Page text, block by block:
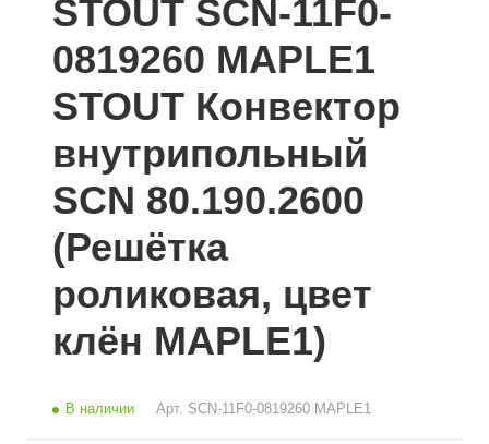
STOUT SCN-11F0-
0819260 MAPLE1
STOUT Конвектор
внутрипольный
SCN 80.190.2600
(Решётка
роликовая, цвет
клён MAPLE1)
В наличии Арт. SCN-11F0-0819260 MAPLE1